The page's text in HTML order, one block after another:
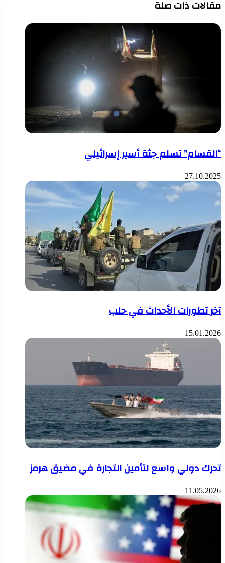
مقالات ذات صلة
“القسام” تسلم جثة أسير إسرائيلي
27.10.2025
آخر تطورات الأحداث في حلب
15.01.2026
تحرك دولي واسع لتأمين التجارة في مضيق هرمز
11.05.2026